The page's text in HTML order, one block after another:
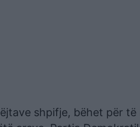
shpifje, bëhet për